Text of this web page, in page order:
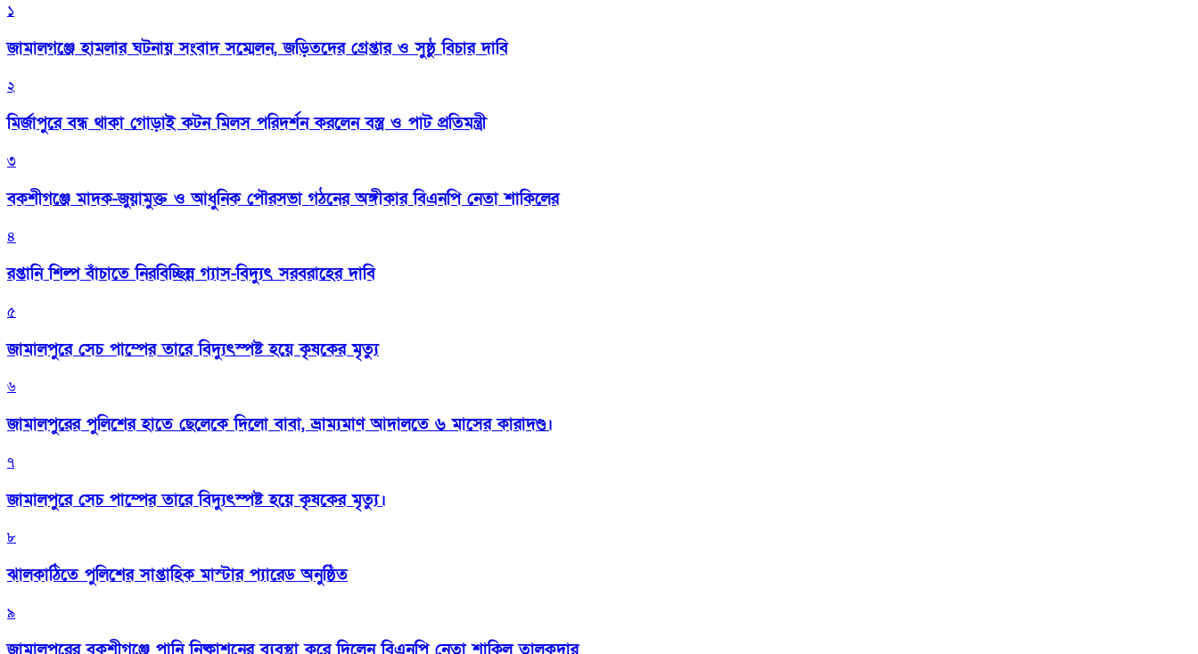
১
জামালগঞ্জে হামলার ঘটনায় সংবাদ সম্মেলন, জড়িতদের গ্রেপ্তার ও সুষ্ঠু বিচার দাবি
২
মির্জাপুরে বন্ধ থাকা গোড়াই কটন মিলস পরিদর্শন করলেন বস্ত্র ও পাট প্রতিমন্ত্রী
৩
বকশীগঞ্জে মাদক-জুয়ামুক্ত ও আধুনিক পৌরসভা গঠনের অঙ্গীকার বিএনপি নেতা শাকিলের
৪
রপ্তানি শিল্প বাঁচাতে নিরবিচ্ছিন্ন গ্যাস-বিদ্যুৎ সরবরাহের দাবি
৫
জামালপুরে সেচ পাম্পের তারে বিদ্যুৎস্পষ্ট হয়ে কৃষকের মৃত্যু
৬
জামালপুরের পুলিশের হাতে ছেলেকে দিলো বাবা, ভ্রাম্যমাণ আদালতে ৬ মাসের কারাদণ্ড।
৭
জামালপুরে সেচ পাম্পের তারে বিদ্যুৎস্পষ্ট হয়ে কৃষকের মৃত্যু।
৮
‎ঝালকাঠিতে পুলিশের সাপ্তাহিক মাস্টার প্যারেড অনুষ্ঠিত
৯